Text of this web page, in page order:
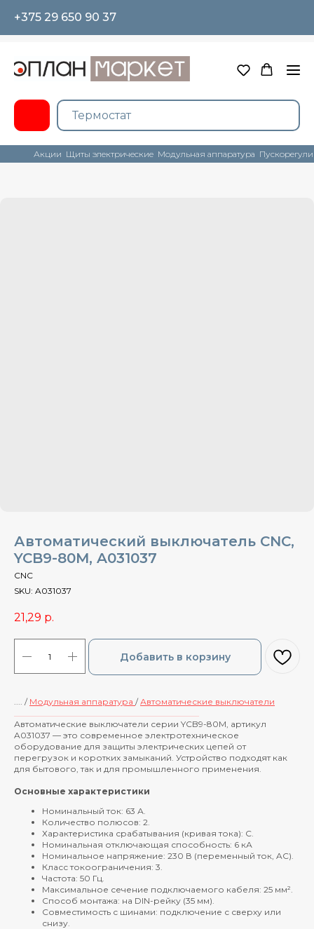
+375 29 650 90 37
Акции Щиты электрические Модульная аппаратура
Автоматический выключатель CNC,
YCB9-80M, A031037
CNC
SKU: A031037
21,29 р.
Добавить в корзину
.... / Модульная аппаратура / Автоматические выключатели
Автоматические выключатели серии YCB9-80M, артикул
A031037 — это современное электротехническое
оборудование для защиты электрических цепей от
перегрузок и коротких замыканий. Устройство подходят как
для бытового, так и для промышленного применения.
Основные характеристики
Номинальный ток: 63 А.
Количество полюсов: 2.
Характеристика срабатывания (кривая тока): C.
Номинальная отключающая способность: 6 кА
Номинальное напряжение: 230 В (переменный ток, AC).
Класс токоограничения: 3.
Частота: 50 Гц.
Максимальное сечение подключаемого кабеля: 25 мм².
Способ монтажа: на DIN-рейку (35 мм).
Совместимость с шинами: подключение с сверху или
снизу.